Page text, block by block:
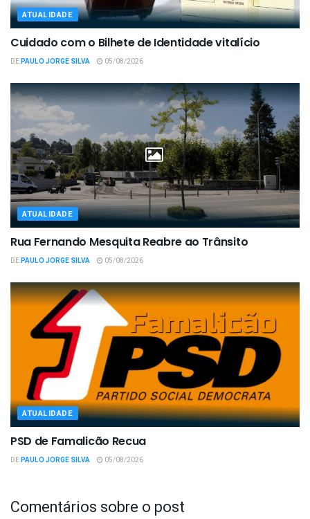
ATUALIDADE
Cuidado com o Bilhete de Identidade vitalício
DEPAULO JORGE SILVA 05/08/2026
ATUALIDADE
Rua Fernando Mesquita Reabre ao Trânsito
DEPAULO JORGE SILVA 05/08/2026
ATUALIDADE
PSD de Famalicão Recua
DEPAULO JORGE SILVA 05/08/2026
Comentários sobre o post